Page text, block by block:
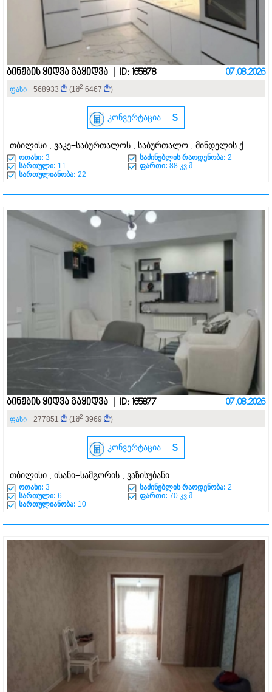
ბინების ყიდვა გაყიდვა | ID: 165878 07.08.2026
ფასი 568933 (1მ2 6467 )
კონვერტაცია $
თბილისი , ვაკე−საბურთალოს , საბურთალო , მინდელის ქ.
ოთახი: 3 საძინებლის რაოდენობა: 2
სართული: 11 ფართი: 88 კვ.მ
სართულიანობა: 22
ბინების ყიდვა გაყიდვა | ID: 165877 07.08.2026
ფასი 277851 (1მ2 3969 )
კონვერტაცია $
თბილისი , ისანი−სამგორის , ვაზისუბანი
ოთახი: 3 საძინებლის რაოდენობა: 2
სართული: 6 ფართი: 70 კვ.მ
სართულიანობა: 10